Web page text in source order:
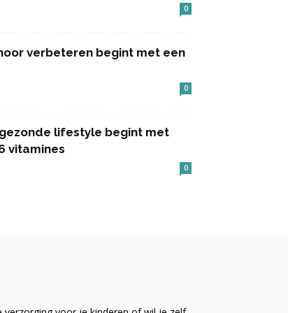
0
verbeteren begint met een
0
lifestyle begint met
vitamines
0